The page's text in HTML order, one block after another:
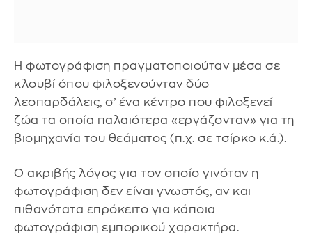
Η φωτογράφιση πραγματοποιούταν μέσα σε
κλουβί όπου φιλοξενούνταν δύο
λεοπαρδάλεις, σ’ ένα κέντρο που φιλοξενεί
ζώα τα οποία παλαιότερα «εργάζονταν» για τη
βιομηχανία του θεάματος (π.χ. σε τσίρκο κ.ά.).
Ο ακριβής λόγος για τον οποίο γινόταν η
φωτογράφιση δεν είναι γνωστός, αν και
πιθανότατα επρόκειτο για κάποια
φωτογράφιση εμπορικού χαρακτήρα.